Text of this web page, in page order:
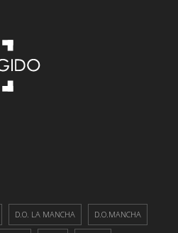
D.O. LA MANCHA D.O.MANCHA